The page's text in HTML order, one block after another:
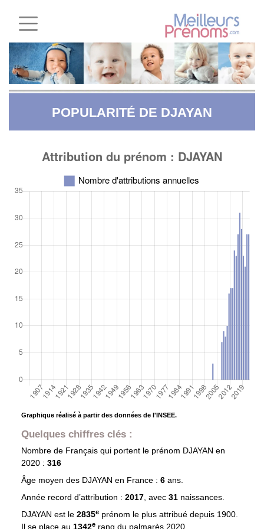
POPULARITÉ DE DJAYAN
Graphique réalisé à partir des données de l'INSEE.
Quelques chiffres clés :
Nombre de Français qui portent le prénom DJAYAN en
2020 : 316
Âge moyen des DJAYAN en France : 6 ans.
Année record d’attribution : 2017, avec 31 naissances.
DJAYAN est le 2835eprénom le plus attribué depuis 1900.
Il se place au 1342e rang du palmarès 2020.